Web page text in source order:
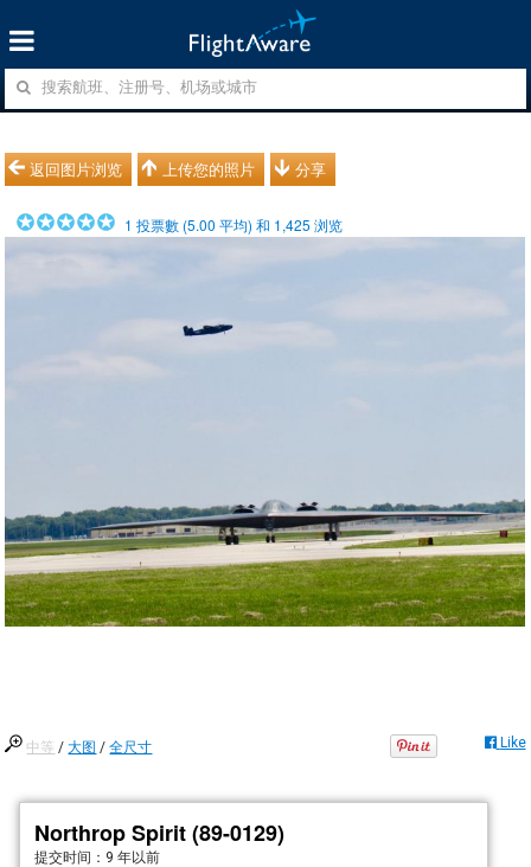
返回图片浏览 上传您的照片 分享
1 投票數 (5.00 平均) 和 1,425 浏览
中等 /大图 /全尺寸 Like
Northrop Spirit (89-0129)
提交时间： 9 年以前